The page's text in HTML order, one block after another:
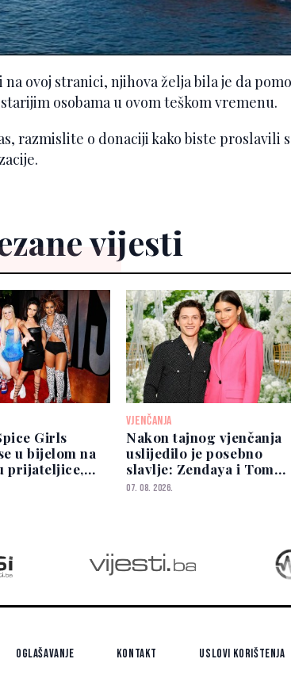
na ovoj stranici, njihova želja bila je da
osobama u ovom teškom vremenu.
razmislite o donaciji kako biste proslavili
vijesti
Girls
u bijelom na
prijateljice,
prešutjela
VJENČANJA
Nakon tajnog vjenčanja
uslijedilo je posebno
slavlje: Zendaya i Tom
Holland okupili najbliže
07. 08. 2026.
Oglašavanje Kontakt Uslovi korištenja